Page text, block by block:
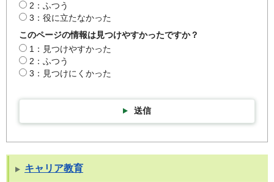
2：ふつう
3：役に立たなかった
このページの情報は見つけやすかったですか？
1：見つけやすかった
2：ふつう
3：見つけにくかった
送信
キャリア教育